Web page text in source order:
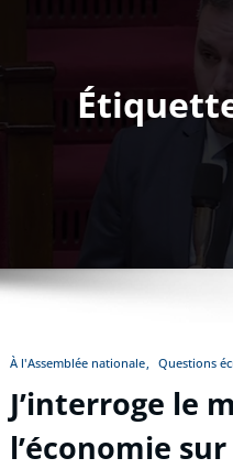
À l'Assemblée nationale Questions
J’interroge le
l’économie